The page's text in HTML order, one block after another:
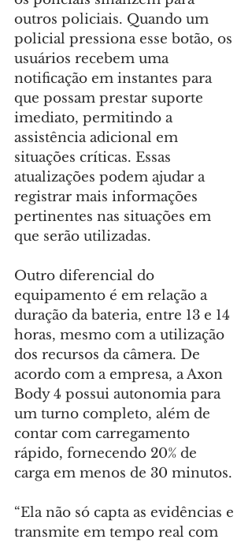
outros policiais. Quando um
policial pressiona esse botão, os
usuários recebem uma
notificação em instantes para
que possam prestar suporte
imediato, permitindo a
assistência adicional em
situações críticas. Essas
atualizações podem ajudar a
registrar mais informações
pertinentes nas situações em
que serão utilizadas.
Outro diferencial do
equipamento é em relação a
duração da bateria, entre 13 e 14
horas, mesmo com a utilização
dos recursos da câmera. De
acordo com a empresa, a Axon
Body 4 possui autonomia para
um turno completo, além de
contar com carregamento
rápido, fornecendo 20% de
carga em menos de 30 minutos.
“Ela não só capta as evidências e
transmite em tempo real com